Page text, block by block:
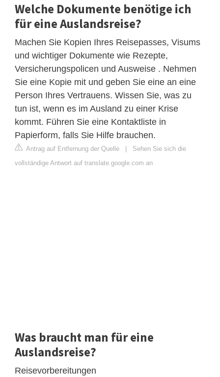
Welche Dokumente benötige ich
für eine Auslandsreise?
Machen Sie Kopien Ihres Reisepasses, Visums
und wichtiger Dokumente wie Rezepte,
Versicherungspolicen und Ausweise . Nehmen
Sie eine Kopie mit und geben Sie eine an eine
Person Ihres Vertrauens. Wissen Sie, was zu
tun ist, wenn es im Ausland zu einer Krise
kommt. Führen Sie eine Kontaktliste in
Papierform, falls Sie Hilfe brauchen.
Antrag auf Entfernung der Quelle | Sehen Sie sich die
vollständige Antwort auf translate.google.com an
Was braucht man für eine
Auslandsreise?
Reisevorbereitungen